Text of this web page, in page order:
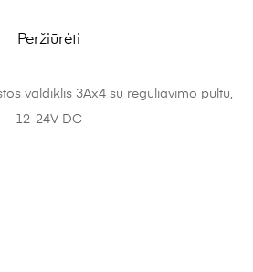
Peržiūrėti